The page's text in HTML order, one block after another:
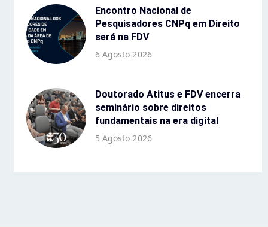
Encontro Nacional de
Pesquisadores CNPq em Direito
será na FDV
6 Agosto 2026
Doutorado Atitus e FDV encerra
seminário sobre direitos
fundamentais na era digital
5 Agosto 2026